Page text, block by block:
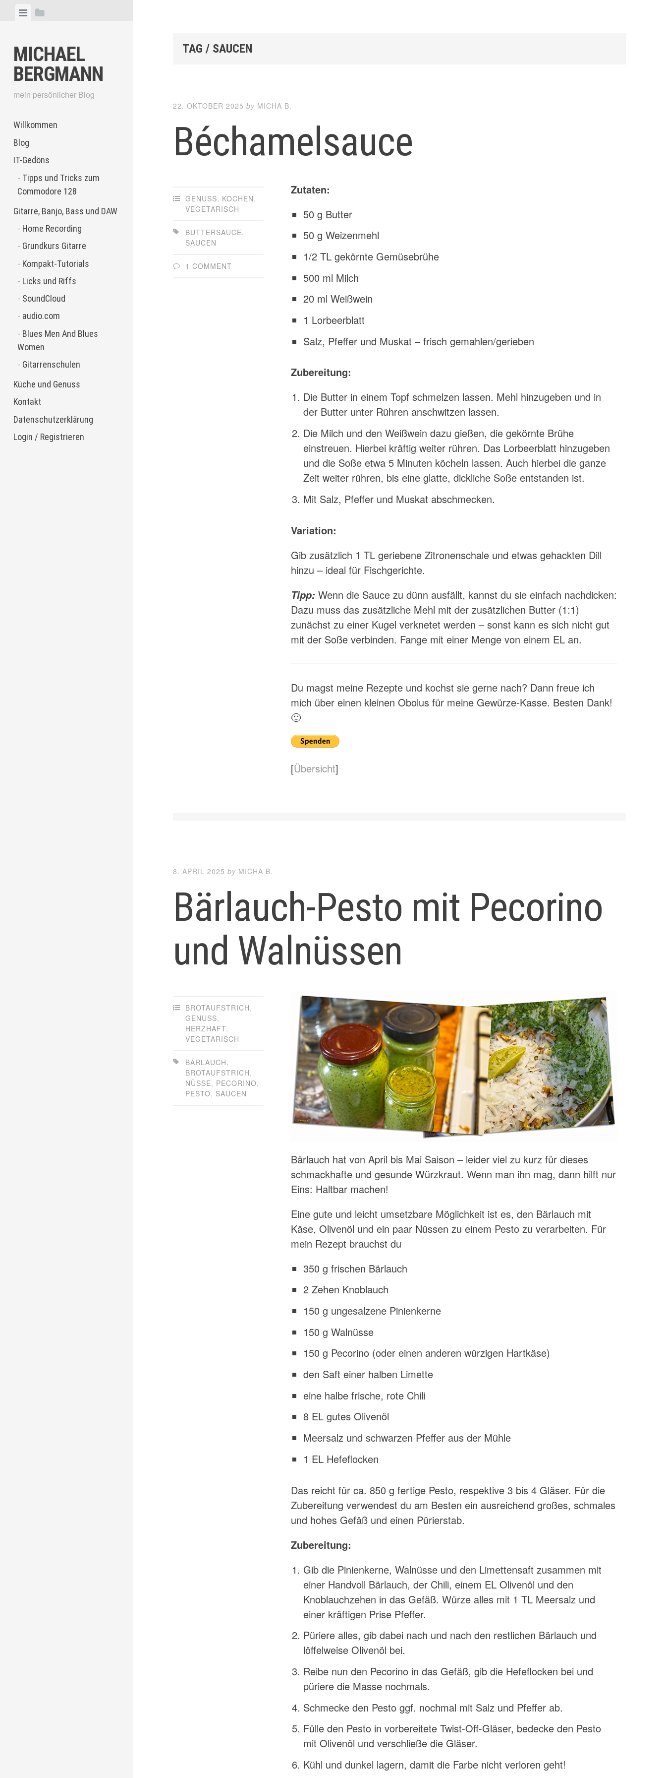
ViewView
MICHAEL
BERGMANN
mein persönlicher Blog
Willkommen
Blog
IT-Gedöns
Tipps und Tricks zum
Commodore 128
Gitarre, Banjo, Bass und DAW
Home Recording
Grundkurs Gitarre
Kompakt-Tutorials
Licks und Riffs
SoundCloud
audio.com
Blues Men And Blues
Women
Gitarrenschulen
Küche und Genuss
Kontakt
Datenschutzerklärung
Login / Registrieren
TAG / SAUCEN
22. OKTOBER 2025 by MICHA B.
Béchamelsauce
GENUSS, KOCHEN,
VEGETARISCH
BUTTERSAUCE,
SAUCEN
1 COMMENT
Zutaten:
50 g Butter
50 g Weizenmehl
1/2 TL gekörnte Gemüsebrühe
500 ml Milch
20 ml Weißwein
1 Lorbeerblatt
Salz, Pfeffer und Muskat – frisch gemahlen/gerieben
Zubereitung:
Die Butter in einem Topf schmelzen lassen. Mehl hinzugeben und in
der Butter unter Rühren anschwitzen lassen.
Die Milch und den Weißwein dazu gießen, die gekörnte Brühe
einstreuen. Hierbei kräftig weiter rühren. Das Lorbeerblatt hinzugeben
und die Soße etwa 5 Minuten köcheln lassen. Auch hierbei die ganze
Zeit weiter rühren, bis eine glatte, dickliche Soße entstanden ist.
Mit Salz, Pfeffer und Muskat abschmecken.
Variation:
Gib zusätzlich 1 TL geriebene Zitronenschale und etwas gehackten Dill
hinzu – ideal für Fischgerichte.
Tipp: Wenn die Sauce zu dünn ausfällt, kannst du sie einfach nachdicken:
Dazu muss das zusätzliche Mehl mit der zusätzlichen Butter (1:1)
zunächst zu einer Kugel verknetet werden – sonst kann es sich nicht gut
mit der Soße verbinden. Fange mit einer Menge von einem EL an.
Du magst meine Rezepte und kochst sie gerne nach? Dann freue ich
mich über einen kleinen Obolus für meine Gewürze-Kasse. Besten Dank!
🙂
[Übersicht]
8. APRIL 2025 by MICHA B.
Bärlauch-Pesto mit Pecorino
und Walnüssen
BROTAUFSTRICH,
GENUSS,
HERZHAFT,
VEGETARISCH
BÄRLAUCH,
BROTAUFSTRICH,
NÜSSE, PECORINO,
PESTO, SAUCEN
Bärlauch hat von April bis Mai Saison – leider viel zu kurz für dieses
schmackhafte und gesunde Würzkraut. Wenn man ihn mag, dann hilft nur
Eins: Haltbar machen!
Eine gute und leicht umsetzbare Möglichkeit ist es, den Bärlauch mit
Käse, Olivenöl und ein paar Nüssen zu einem Pesto zu verarbeiten. Für
mein Rezept brauchst du
350 g frischen Bärlauch
2 Zehen Knoblauch
150 g ungesalzene Pinienkerne
150 g Walnüsse
150 g Pecorino (oder einen anderen würzigen Hartkäse)
den Saft einer halben Limette
eine halbe frische, rote Chili
8 EL gutes Olivenöl
Meersalz und schwarzen Pfeffer aus der Mühle
1 EL Hefeflocken
Das reicht für ca. 850 g fertige Pesto, respektive 3 bis 4 Gläser. Für die
Zubereitung verwendest du am Besten ein ausreichend großes, schmales
und hohes Gefäß und einen Pürierstab.
Zubereitung:
Gib die Pinienkerne, Walnüsse und den Limettensaft zusammen mit
einer Handvoll Bärlauch, der Chili, einem EL Olivenöl und den
Knoblauchzehen in das Gefäß. Würze alles mit 1 TL Meersalz und
einer kräftigen Prise Pfeffer.
Püriere alles, gib dabei nach und nach den restlichen Bärlauch und
löffelweise Olivenöl bei.
Reibe nun den Pecorino in das Gefäß, gib die Hefeflocken bei und
püriere die Masse nochmals.
Schmecke den Pesto ggf. nochmal mit Salz und Pfeffer ab.
Fülle den Pesto in vorbereitete Twist-Off-Gläser, bedecke den Pesto
mit Olivenöl und verschließe die Gläser.
Kühl und dunkel lagern, damit die Farbe nicht verloren geht!